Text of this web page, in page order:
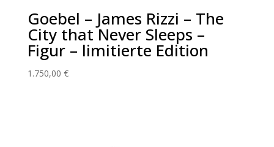
Goebel – James Rizzi – The
City that Never Sleeps –
Figur – limitierte Edition
1.750,00 €